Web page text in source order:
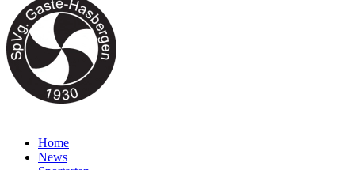
Home
News